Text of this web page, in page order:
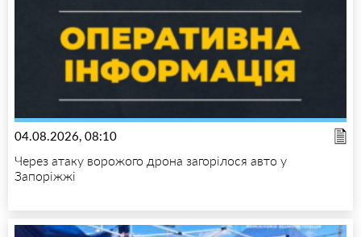
04.08.2026, 08:10
Через атаку ворожого дрона загорілося авто у
Запоріжжі